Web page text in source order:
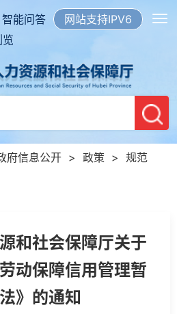
智能问答
网站支持IPV6
府信息公开 > 政策 > 规范
和社会保障厅关于
动保障信用管理暂
》的通知